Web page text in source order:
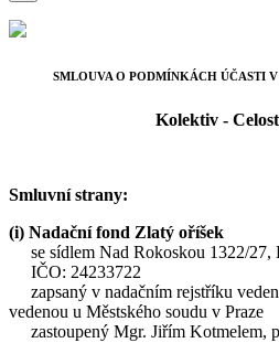
SMLOUVA O PODMÍNKÁCH ÚČASTI
Kolektiv -
Smluvní strany:
(i) Nadační fond Zlatý oříšek
se sídlem Nad Rokoskou 1322/27,
IČO: 24233722
zapsaný v nadačním rejstříku
vedenou u Městského soudu v Praze
zastoupený Mgr. Jiřím Kotmelem,